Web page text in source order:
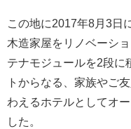
この地に2017年8月3日
木造家屋をリノベーシ
テナモジュールを2段に
トからなる、家族やご
わえるホテルとしてオ
した。